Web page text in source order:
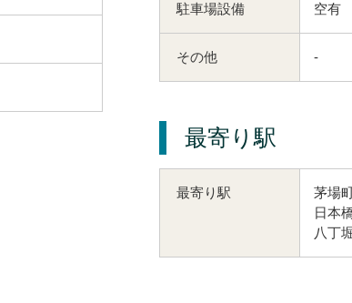
駐車場設備 空有
その他 -
最寄り駅
最寄り駅
茅場
日本
八丁